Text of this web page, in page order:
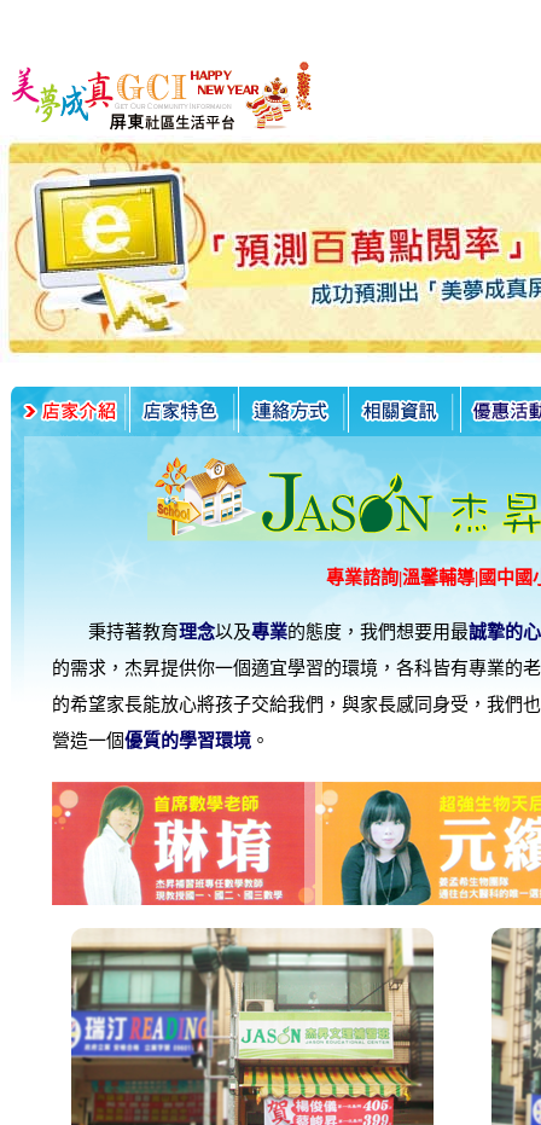
專業諮詢|溫馨輔導|國中國
秉持著教育理念以及專業的態度，我們想要用最誠摯的心
的需求，杰昇提供你一個適宜學習的環境，各科皆有專業的
的希望家長能放心將孩子交給我們，與家長感同身受，我們
營造一個優質的學習環境 。